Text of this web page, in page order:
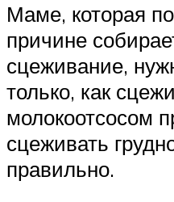
Маме, которая
причине
сцеживание,
только, как
молокоотсосом
сцеживать
правильно.